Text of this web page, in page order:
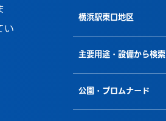
い
横浜駅東口地区
主要用途・設備から検索
公園・プロムナード